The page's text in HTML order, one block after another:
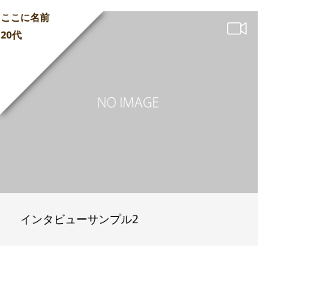
ここに名前
20代
インタビューサンプル2